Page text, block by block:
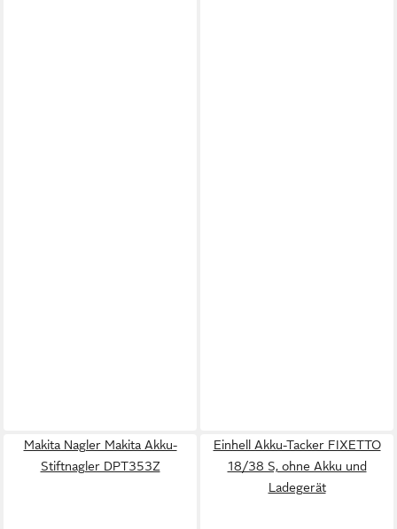
Makita Nagler Makita Akku-
Stiftnagler DPT353Z
Einhell Akku-Tacker FIXETTO
18/38 S, ohne Akku und
Ladegerät